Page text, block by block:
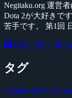
Negitaku.org 運営
Dota 2が大好きで
苦手です。 第1回
記事一覧へ
タグ
Counter-Strike 2